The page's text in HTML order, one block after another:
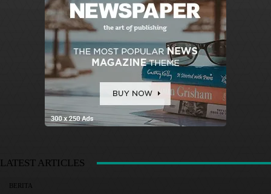
LATEST ARTICLES
BERITA